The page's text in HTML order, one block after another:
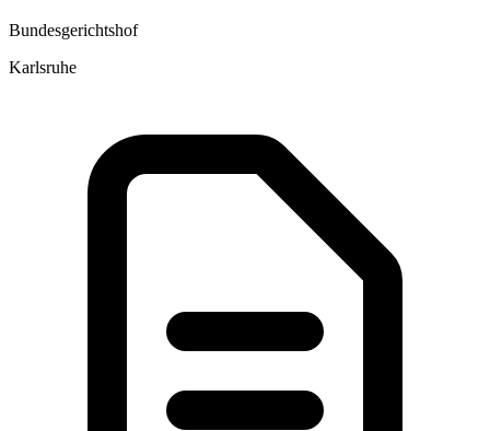
Bundesgerichtshof
Karlsruhe